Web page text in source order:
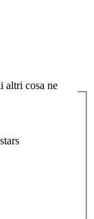
altri cosa ne